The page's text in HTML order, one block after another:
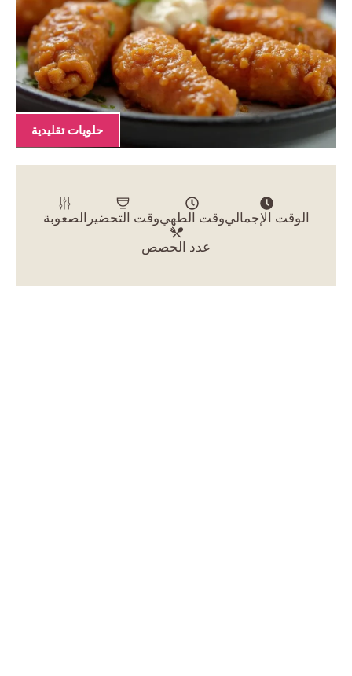
حلويات تقليدية
الصعوبة وقت التحضيروقت الطهيالوقت الإجمالي
عدد الحصص